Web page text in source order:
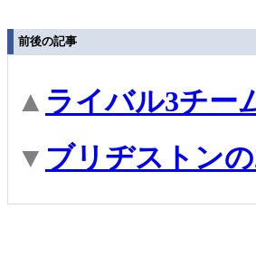
前後の記事
▲ ライバル3チー
▼ ブリヂストン